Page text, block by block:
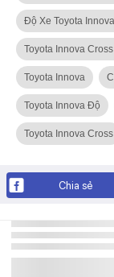
Độ Xe Toyota
Toyota Innova
Toyota Innova
Toyota Innova Độ
Toyota Innova Cross
Chia sẻ